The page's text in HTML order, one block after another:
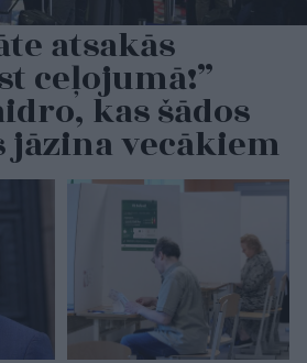
atsakās
ceļojumā!”
kas šādos
vecākiem